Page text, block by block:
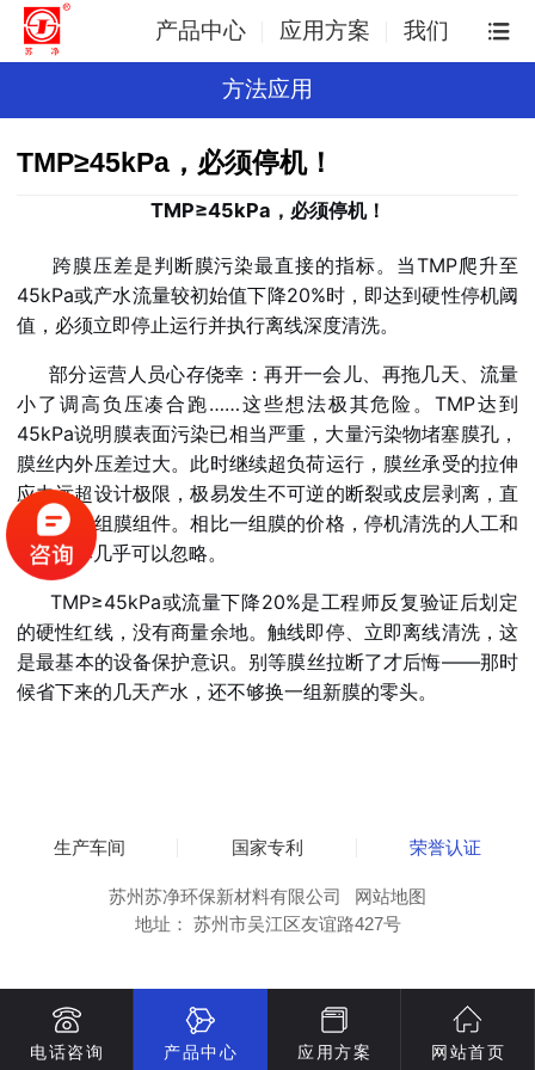
产品中心 应用方案 我们
方法应用
TMP≥45kPa，必须停机！
TMP≥45kPa，必须停机！
跨膜压差是判断膜污染最直接的指标。当TMP爬升至
45kPa或产水流量较初始值下降20%时，即达到硬性停机阈
值，必须立即停止运行并执行离线深度清洗。
部分运营人员心存侥幸：再开一会儿、再拖几天、流量
小了调高负压凑合跑……这些想法极其危险。TMP达到
45kPa说明膜表面污染已相当严重，大量污染物堵塞膜孔，
膜丝内外压差过大。此时继续超负荷运行，膜丝承受的拉伸
应力远超设计极限，极易发生不可逆的断裂或皮层剥离，直
接报废整组膜组件。相比一组膜的价格，停机清洗的人工和
药剂成本几乎可以忽略。
TMP≥45kPa或流量下降20%是工程师反复验证后划定
的硬性红线，没有商量余地。触线即停、立即离线清洗，这
是最基本的设备保护意识。别等膜丝拉断了才后悔——那时
候省下来的几天产水，还不够换一组新膜的零头。
生产车间 国家专利 荣誉认证
苏州苏净环保新材料有限公司
网站地图
地址： 苏州市吴江区友谊路427号
电话咨询 产品中心 应用方案 网站首页